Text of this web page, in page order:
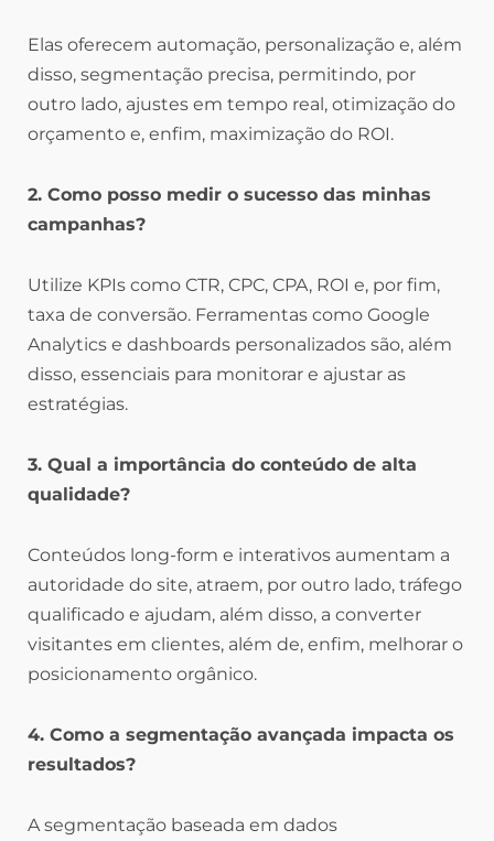
Elas oferecem automação, personalização e, além
disso, segmentação precisa, permitindo, por
outro lado, ajustes em tempo real, otimização do
orçamento e, enfim, maximização do ROI.
2. Como posso medir o sucesso das minhas
campanhas?
Utilize KPIs como CTR, CPC, CPA, ROI e, por fim,
taxa de conversão. Ferramentas como Google
Analytics e dashboards personalizados são, além
disso, essenciais para monitorar e ajustar as
estratégias.
3. Qual a importância do conteúdo de alta
qualidade?
Conteúdos long-form e interativos aumentam a
autoridade do site, atraem, por outro lado, tráfego
qualificado e ajudam, além disso, a converter
visitantes em clientes, além de, enfim, melhorar o
posicionamento orgânico.
4. Como a segmentação avançada impacta os
resultados?
A segmentação baseada em dados